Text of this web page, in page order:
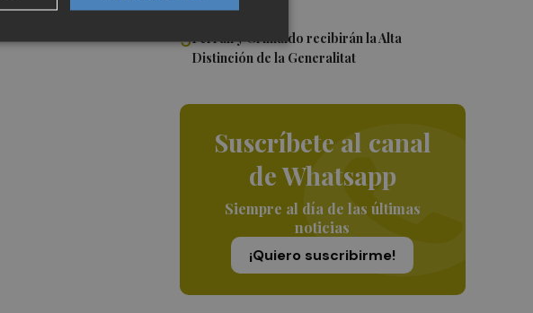
5Ferran y Grimaldo recibirán la Alta
Distinción de la Generalitat
Suscríbete al canal
de Whatsapp
Siempre al día de las últimas
noticias
¡Quiero suscribirme!